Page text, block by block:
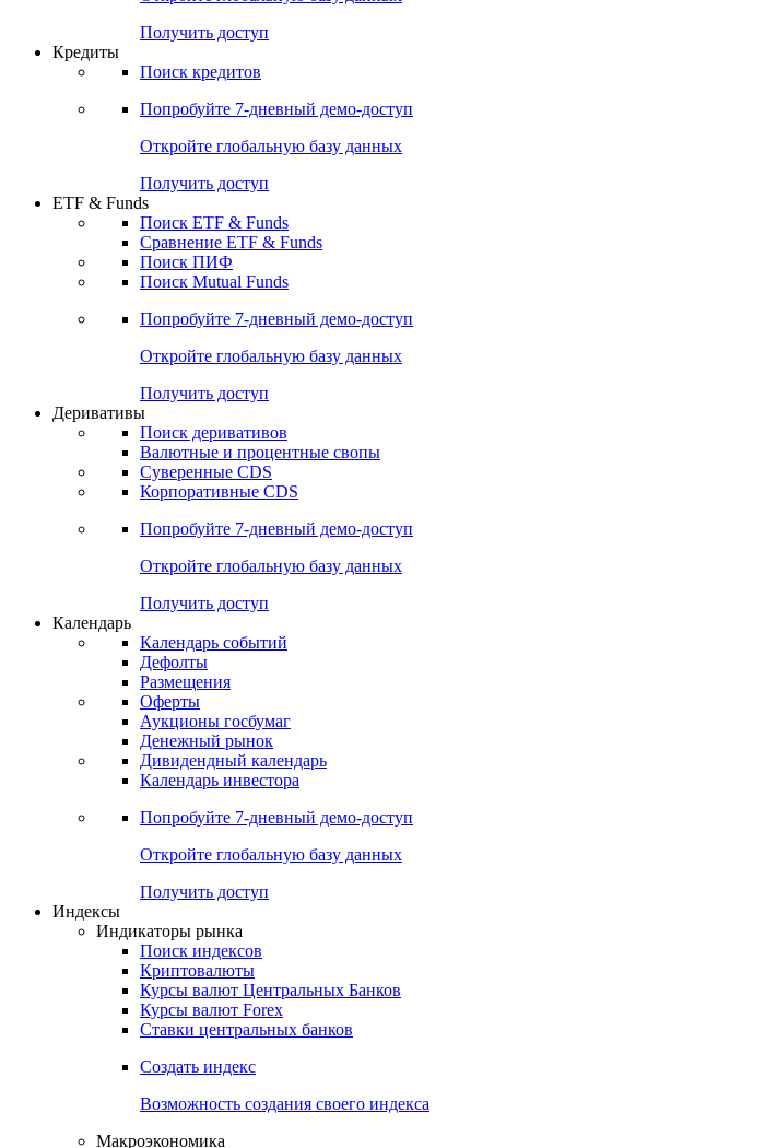
Попробуйте7-дневный
Откройте глобальную базу данных
Получить доступ
Кредиты
Поиск кредитов
Попробуйте7-дневный
Откройте глобальную базу данных
Получить доступ
ETF & Funds
Поиск ETF & Funds
Сравнение ETF & Funds
Поиск ПИФ
Поиск Mutual Funds
Попробуйте7-дневный
Откройте глобальную базу данных
Получить доступ
Деривативы
Поиск деривативов
Валютные и процентные свопы
Суверенные CDS
Корпоративные CDS
Попробуйте7-дневный
Откройте глобальную базу данных
Получить доступ
Календарь
Календарь событий
Дефолты
Размещения
Оферты
Аукционы госбумаг
Денежный рынок
Дивидендный календарь
Календарь инвестора
Попробуйте7-дневный
Получить доступ
Индикаторы рынка
Поиск индексов
Криптовалюты
Курсы валют Центральных Банков
Курсы валют Forex
Ставки центральных банков
Создать индекс